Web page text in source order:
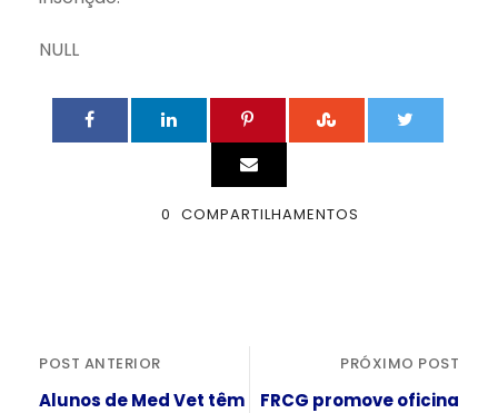
NULL
0 COMPARTILHAMENTOS
POST ANTERIOR
Alunos de Med Vet têm
PRÓXIMO POST
FRCG promove oficina